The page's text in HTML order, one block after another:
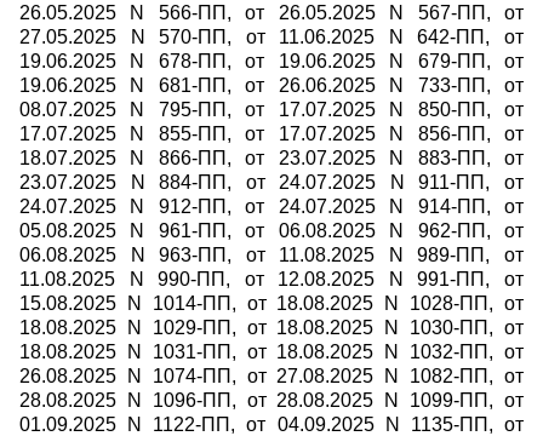
26.05.2025 N 566-ПП, от 26.05.2025 N 567-ПП, от
27.05.2025 N 570-ПП, от 11.06.2025 N 642-ПП, от
19.06.2025 N 678-ПП, от 19.06.2025 N 679-ПП, от
19.06.2025 N 681-ПП, от 26.06.2025 N 733-ПП, от
08.07.2025 N 795-ПП, от 17.07.2025 N 850-ПП, от
17.07.2025 N 855-ПП, от 17.07.2025 N 856-ПП, от
18.07.2025 N 866-ПП, от 23.07.2025 N 883-ПП, от
23.07.2025 N 884-ПП, от 24.07.2025 N 911-ПП, от
24.07.2025 N 912-ПП, от 24.07.2025 N 914-ПП, от
05.08.2025 N 961-ПП, от 06.08.2025 N 962-ПП, от
06.08.2025 N 963-ПП, от 11.08.2025 N 989-ПП, от
11.08.2025 N 990-ПП, от 12.08.2025 N 991-ПП, от
15.08.2025 N 1014-ПП, от 18.08.2025 N 1028-ПП, от
18.08.2025 N 1029-ПП, от 18.08.2025 N 1030-ПП, от
18.08.2025 N 1031-ПП, от 18.08.2025 N 1032-ПП, от
26.08.2025 N 1074-ПП, от 27.08.2025 N 1082-ПП, от
28.08.2025 N 1096-ПП, от 28.08.2025 N 1099-ПП, от
01.09.2025 N 1122-ПП, от 04.09.2025 N 1135-ПП, от